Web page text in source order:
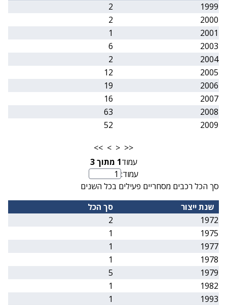
1999
2
2000
2
2001
1
2003
6
2004
2
2005
12
2006
19
2007
16
2008
63
2009
52
<<
<
>
>>
עמוד1 מתוך 3
מספר עמוד
עמוד:
סך הכל רכבים מסחריים פעילים בכל השנים
שנת ייצור
סך הכל
1972
2
1975
1
1977
1
1978
1
1979
5
1982
1
1993
1